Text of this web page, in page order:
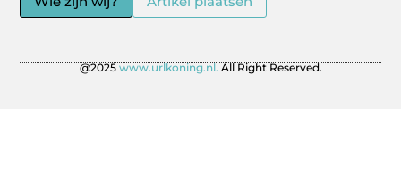
@2025www.urlkoning.nl.All Right Reserved.